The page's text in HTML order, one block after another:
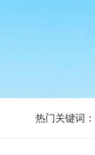
热门关键词：